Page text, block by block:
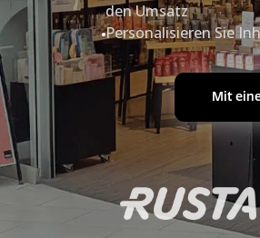
den Umsatz
Personalisieren Sie
Mit